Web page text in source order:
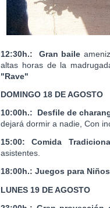
12:30h.: Gran baile
altas horas de la
"Rave"
DOMINGO 18 DE AGOSTO
10:00h.:
Desfile de
dejará dormir a nadie, Con
15:00: Comida
asistentes.
18:00h.: Juegos para Niños
LUNES 19 DE AGOSTO